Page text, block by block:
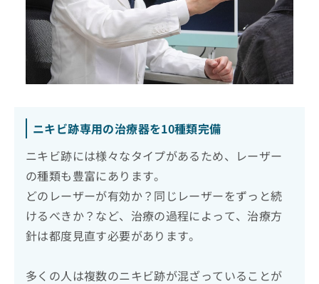
ニキビ跡専用の治療器を10種類完備
ニキビ跡には様々なタイプがあるため、レーザー
の種類も豊富にあります。
どのレーザーが有効か？同じレーザーをずっと続
けるべきか？など、治療の過程によって、治療方
針は都度見直す必要があります。
多くの人は複数のニキビ跡が混ざっていることが